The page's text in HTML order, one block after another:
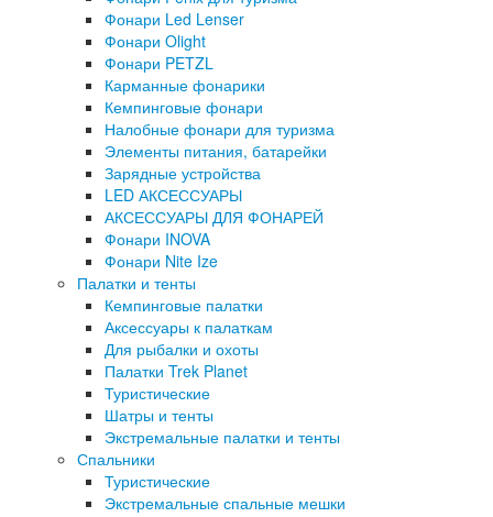
Фонари Led Lenser
Фонари Olight
Фонари PETZL
Карманные фонарики
Кемпинговые фонари
Налобные фонари для туризма
Элементы питания, батарейки
Зарядные устройства
LED АКСЕССУАРЫ
АКСЕССУАРЫ ДЛЯ ФОНАРЕЙ
Фонари INOVA
Фонари Nite Ize
Палатки и тенты
Кемпинговые палатки
Аксессуары к палаткам
Для рыбалки и охоты
Палатки Trek Planet
Туристические
Шатры и тенты
Экстремальные палатки и тенты
Спальники
Туристические
Экстремальные спальные мешки